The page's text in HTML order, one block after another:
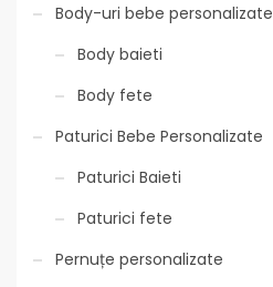
Body-uri bebe personalizate
Body baieti
Body fete
Paturici Bebe Personalizate
Paturici Baieti
Paturici fete
Pernuțe personalizate